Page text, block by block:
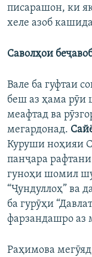
писарашон, ки
хеле азоб
Саволҳои
Вале ба гуфтаи
беш аз ҳама рӯи
меафтад ва
мегардонад.
Куруши ноҳияи
панҷара
гуноҳи шомил
“Ҷундуллоҳ” ва
ба гурӯҳи
фарзандашро аз
Раҳимова